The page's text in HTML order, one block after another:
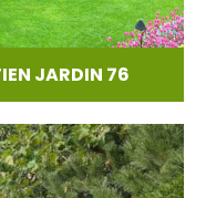
JARDIN 76